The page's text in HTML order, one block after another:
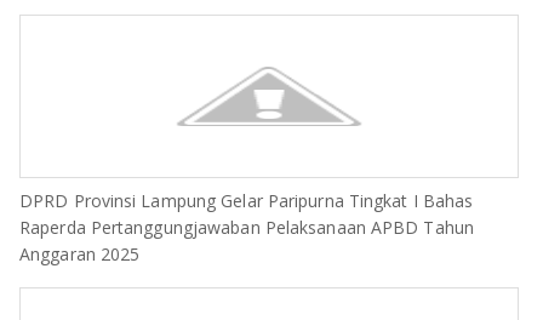
DPRD Provinsi Lampung Gelar Paripurna Tingkat I Bahas
Raperda Pertanggungjawaban Pelaksanaan APBD Tahun
Anggaran 2025